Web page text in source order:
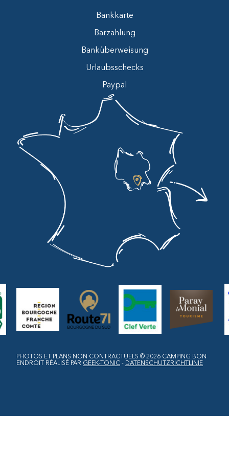
Bankkarte
Barzahlung
Banküberweisung
Urlaubsschecks
Paypal
PHOTOS ET PLANS NON CONTRACTUELS © 2026 CAMPING BON
ENDROIT
RÉALISÉ PAR GEEK-TONIC - DATENSCHUTZRICHTLINIE